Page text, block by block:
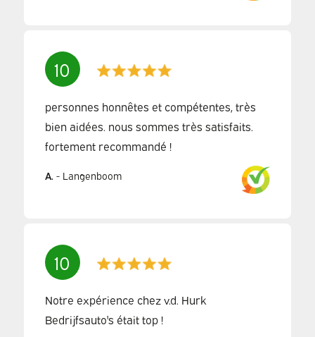
10
personnes honnêtes et compétentes, très
bien aidées. nous sommes très satisfaits.
fortement recommandé !
A. - Langenboom
10
Notre expérience chez v.d. Hurk
Bedrijfsauto's était top !